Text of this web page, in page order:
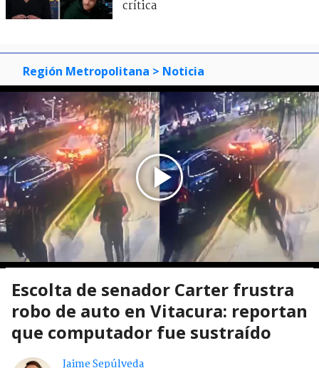
crítica
Región Metropolitana > Noticia
Escolta de senador Carter frustra
robo de auto en Vitacura: reportan
que computador fue sustraído